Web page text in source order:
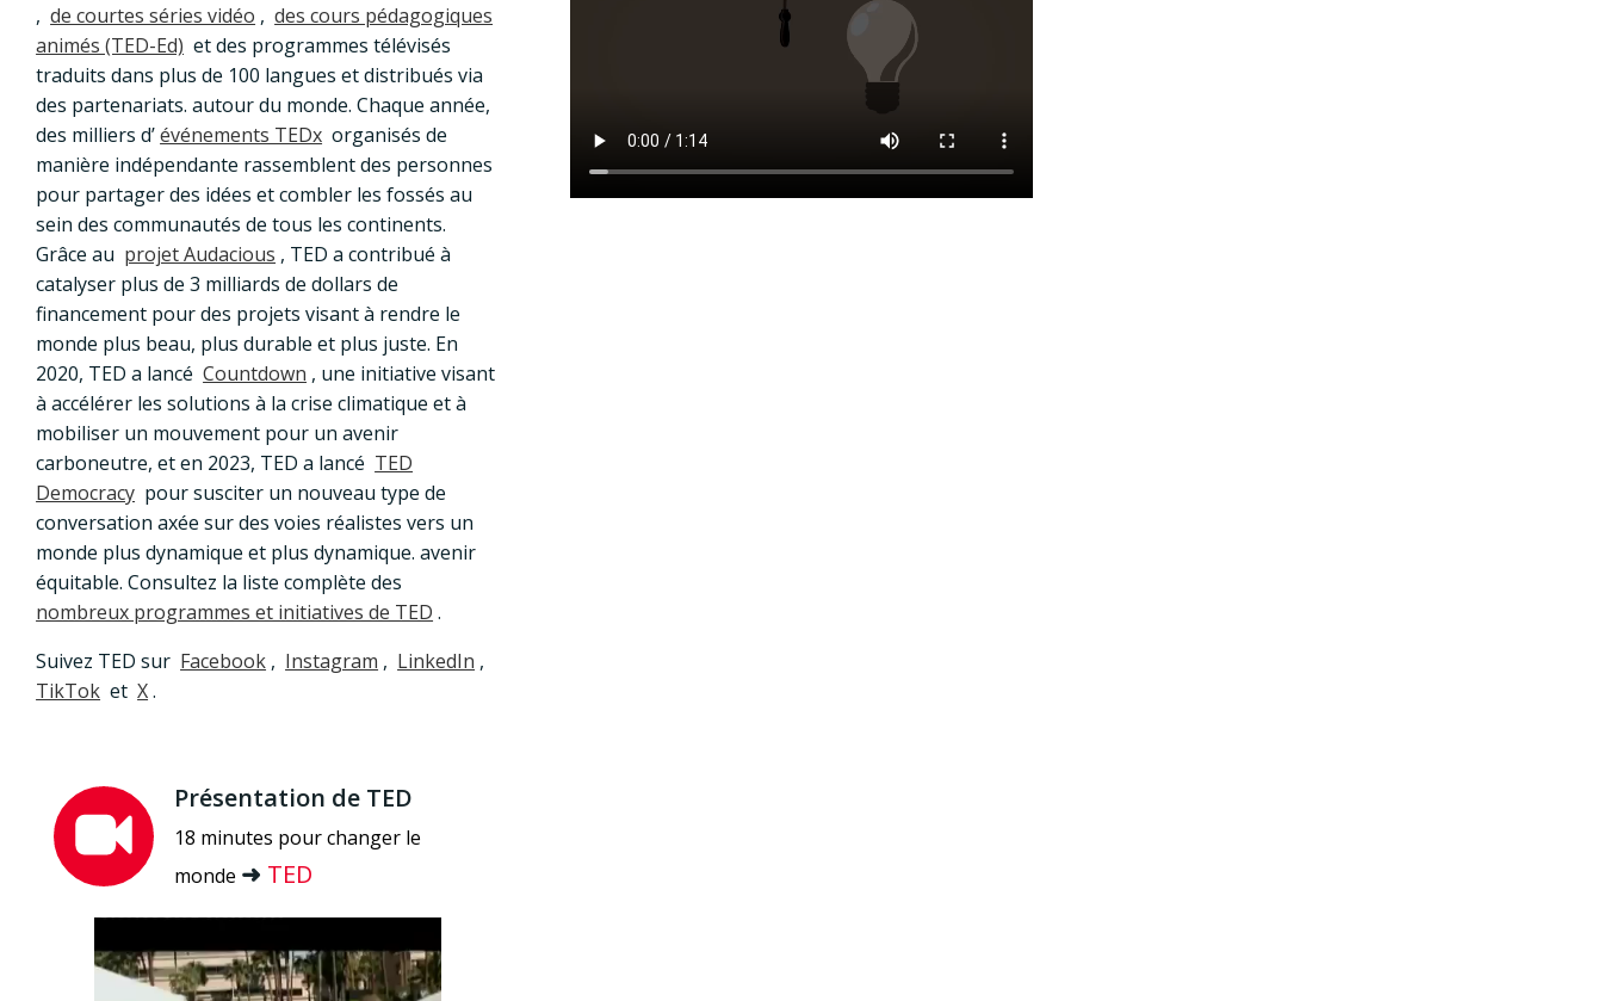
,de courtes séries vidéo ,des cours pédagogiques
animés (TED-Ed) et des programmes télévisés
traduits dans plus de 100 langues et distribués via
des partenariats. autour du monde. Chaque année,
des milliers d’événements TEDx organisés de
manière indépendante rassemblent des personnes
pour partager des idées et combler les fossés au
sein des communautés de tous les continents.
Grâce au projet Audacious , TED a contribué à
catalyser plus de 3 milliards de dollars de
financement pour des projets visant à rendre le
monde plus beau, plus durable et plus juste. En
2020, TED a lancéCountdown , une initiative visant
à accélérer les solutions à la crise climatique et à
mobiliser un mouvement pour un avenir
carboneutre, et en 2023, TED a lancé TED
Democracy pour susciter un nouveau type de
conversation axée sur des voies réalistes vers un
monde plus dynamique et plus dynamique. avenir
équitable. Consultez la liste complète des
nombreux programmes et initiatives de TED .
Suivez TED sur Facebook , Instagram , LinkedIn ,
TikTok etX.
Présentation de TED
18 minutes pour changer le
monde ➜ TED